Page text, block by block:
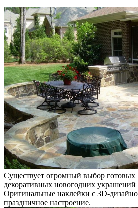
Существует огромный выбор готовых
декоративных новогодних украшений
Оригинальные наклейки с 3D-
праздничное настроение.